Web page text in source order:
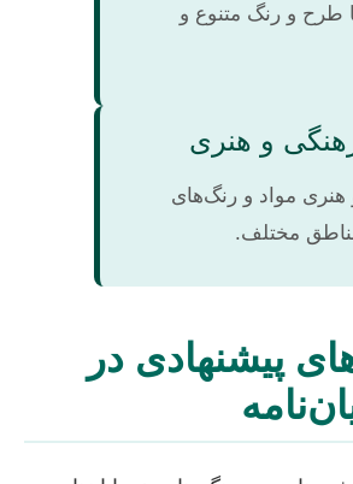
طرح و رنگ متنوع و
و هنری
مواد و رنگ‌های
مختلف.
پیشنهادی در